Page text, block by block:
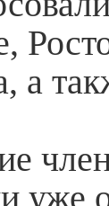
а
уже